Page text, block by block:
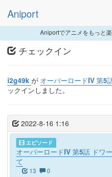
Aniport
Aniportでアニメをもっと楽
チェックイン
i2g49k が オーバーロードIV 第5
ックインしました。
2022-8-16 1:16
エピソード
オーバーロードIV 第5話 ドワ
て
13 0